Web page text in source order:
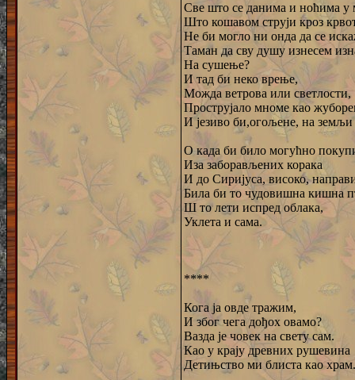
Све што се данима и ноћима у
Што кошавом струји кроз
Не би могло ни онда да се
Таман да сву душу изнесем
На сушење?
И тад би неко врење,
Можда ветрова или светлости,
Прострујало мноме као
И језиво би,огољене, на земљи
О када би било могућно
Иза заборављених корака
И до Сиријуса, високо,
Била би то чудовишна кишна
Ш то лети испред облака,
Уклета и сама.
****
Кога ја овде тражим,
И због чега дођох овамо?
Вазда је човек на свету сам.
Као у крају древних рушевина
Детињство ми блиста као храм.